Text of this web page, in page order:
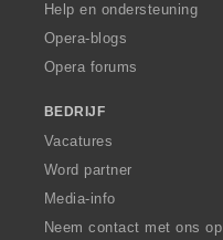
Help en ondersteuning
Opera-blogs
Opera forums
BEDRIJF
Vacatures
Word partner
Media-info
Neem contact met ons op